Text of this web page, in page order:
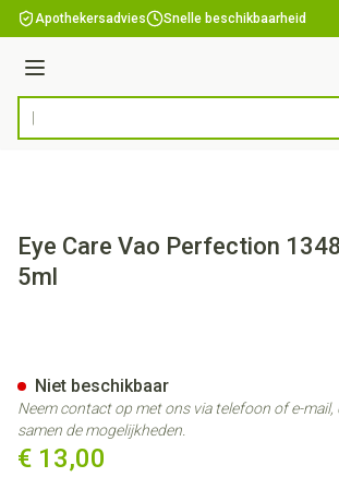
Ga naar de inhoud
Apothekersadvies Snelle beschikbaarheid
Menu
Product, merk, categorie...
Eye Care Vao Perfection
5ml
€ 13,00
Niet beschikbaar
Neem contact op met ons via telefoon of e-mail,
samen de mogelijkheden.